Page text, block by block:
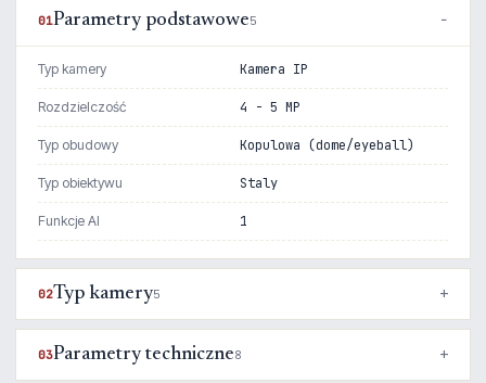
01Parametry podstawowe5
Typ kamery Kamera IP
Rozdzielczość 4 - 5 MP
Typ obudowy Kopulowa (dome/eyeball)
Typ obiektywu Staly
Funkcje AI 1
02Typ kamery5
03Parametry techniczne8